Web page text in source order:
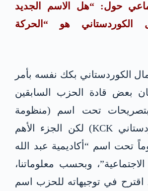
حول: “هل الاسم الجديد
الكوردستاني هو “الحركة
الكوردستاني بكك نفسه بأمر
بعض قادة الحزب السابقين
بتصريحات تحت اسم (منظومة
المجتمع الكوردستاني KCK) لكن الجزء الأهم
تحت اسم “أكاديمية عبد الله
الاجتماعية”، وبحسب معلوماتنا،
اقترح في توجيهاته للحزب اسم